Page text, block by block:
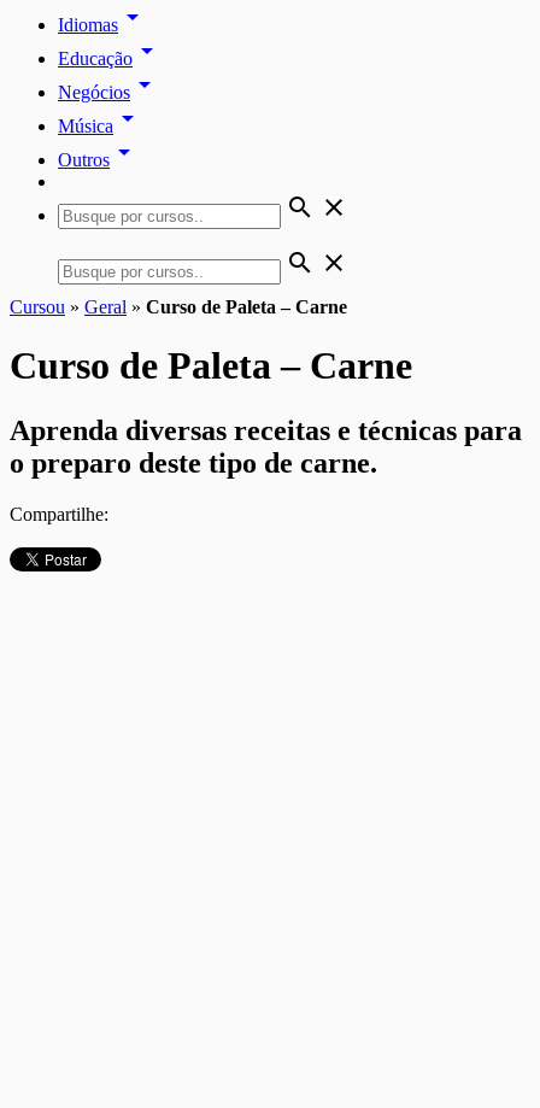
Idiomas arrow_drop_down
Educação arrow_drop_down
Negócios arrow_drop_down
Música arrow_drop_down
Outros arrow_drop_down
search close
search close
Cursou » Geral » Curso de Paleta – Carne
Curso de Paleta – Carne
Aprenda diversas receitas e técnicas para
o preparo deste tipo de carne.
Compartilhe: